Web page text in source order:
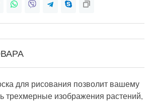
для рисования позволит вашему
трехмерные изображения растений,